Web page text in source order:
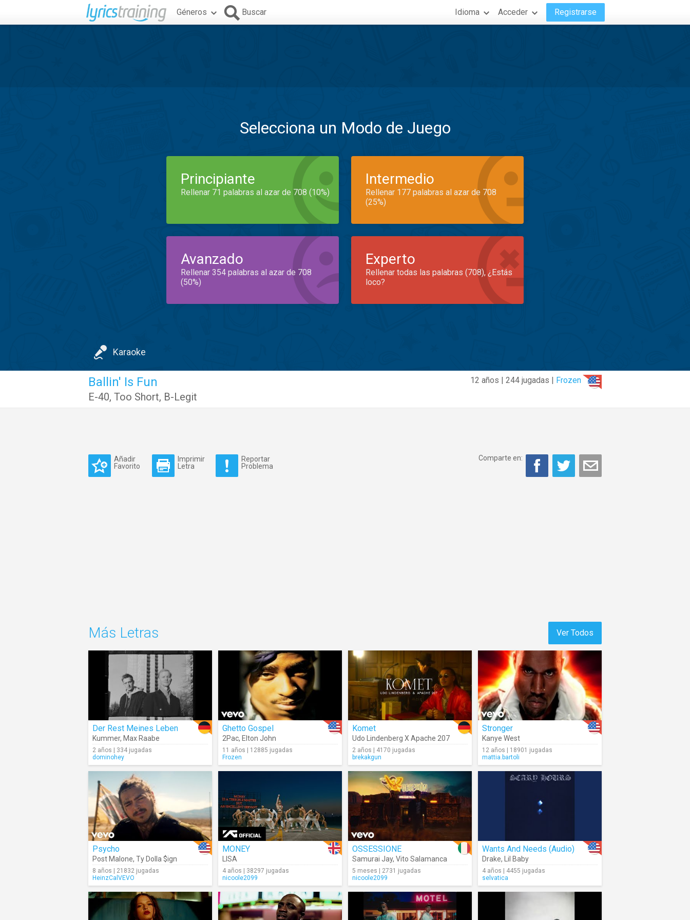
Géneros Buscar Idioma Acceder Registrarse
Selecciona un Modo de Juego
Principiante
Rellenar 71 palabras al azar de 708 (10%)
Intermedio
Rellenar 177 palabras al azar de 708
(25%)
Avanzado
Rellenar 354 palabras al azar de 708
(50%)
Experto
Rellenar todas las palabras (708), ¿Estás
loco?
Karaoke
12 años | 244 jugadas | Frozen
Ballin' Is Fun
E-40, Too Short, B-Legit
Añadir
Favorito
Imprimir
Letra
Reportar
Problema
Comparte en:
Ver Todos
Más Letras
Der Rest Meines Leben
Kummer, Max Raabe
2 años | 334 jugadas
dominohey
Ghetto Gospel
2Pac, Elton John
11 años | 12885 jugadas
Frozen
Komet
Udo Lindenberg X Apache 207
2 años | 4170 jugadas
brekakgun
Stronger
Kanye West
12 años | 18901 jugadas
mattia.bartoli
Psycho
Post Malone, Ty Dolla $ign
8 años | 21832 jugadas
HeinzCalVEVO
MONEY
LISA
4 años | 38297 jugadas
nicoole2099
OSSESSIONE
Samurai Jay, Vito Salamanca
5 meses | 2731 jugadas
nicoole2099
Wants And Needs (Audio)
Drake, Lil Baby
4 años | 4455 jugadas
selvatica